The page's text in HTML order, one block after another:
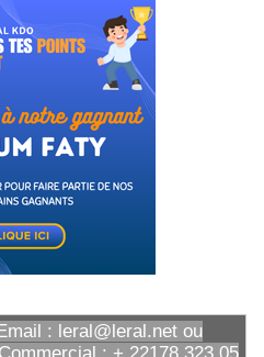
: leral@leral.net ou